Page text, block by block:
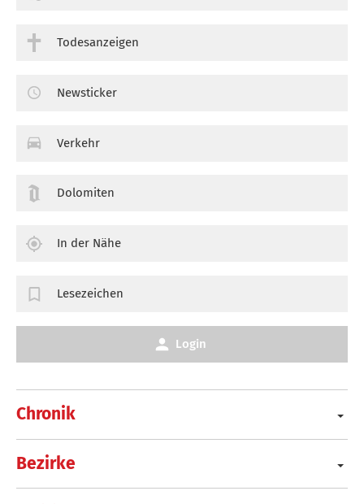
Chronik
Bezirke
Todesanzeigen
Newsticker
Verkehr
Dolomiten
In der Nähe
Lesezeichen
Login